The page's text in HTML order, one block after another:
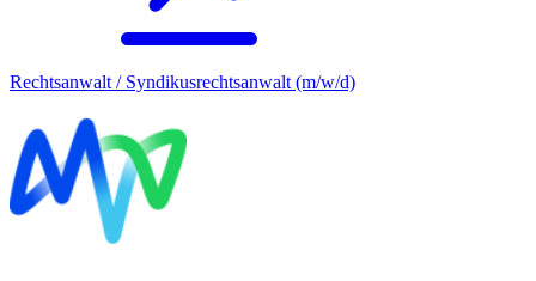
Rechtsanwalt / Syndikusrechtsanwalt (m/w/d)